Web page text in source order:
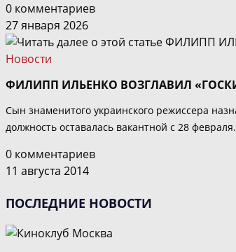
0 комментариев
27 января 2026
Новости
ФИЛИПП ИЛЬЕНКО ВОЗГЛАВИЛ
Сын знаменитого украинского режиссера
должность оставалась вакантной с 28
0 комментариев
11 августа 2014
ПОСЛЕДНИЕ НОВОСТИ